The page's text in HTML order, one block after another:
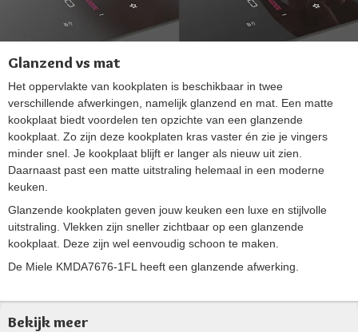
Glanzend vs mat
Het oppervlakte van kookplaten is beschikbaar in twee
verschillende afwerkingen, namelijk glanzend en mat. Een matte
kookplaat biedt voordelen ten opzichte van een glanzende
kookplaat. Zo zijn deze kookplaten kras vaster én zie je vingers
minder snel. Je kookplaat blijft er langer als nieuw uit zien.
Daarnaast past een matte uitstraling helemaal in een moderne
keuken.
Glanzende kookplaten geven jouw keuken een luxe en stijlvolle
uitstraling. Vlekken zijn sneller zichtbaar op een glanzende
kookplaat. Deze zijn wel eenvoudig schoon te maken.
De Miele KMDA7676-1FL heeft een glanzende afwerking.
Bekijk meer